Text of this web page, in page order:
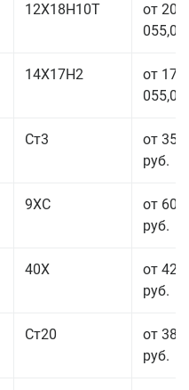
12Х18Н10Т
от 209
055,00
14Х17Н2
от 175
055,00
Ст3
от 35
руб.
9ХС
от 60
руб.
40Х
от 42
руб.
Ст20
от 38
руб.